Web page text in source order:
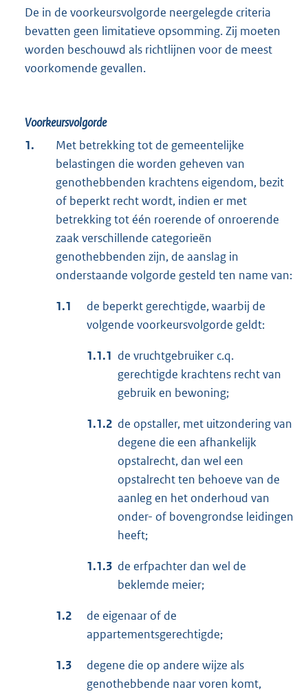
De in de voorkeursvolgorde neergelegde criteria
bevatten geen limitatieve opsomming. Zij moeten
worden beschouwd als richtlijnen voor de meest
voorkomende gevallen.
Voorkeursvolgorde
1.
Met betrekking tot de gemeentelijke
belastingen die worden geheven van
genothebbenden krachtens eigendom, bezit
of beperkt recht wordt, indien er met
betrekking tot één roerende of onroerende
zaak verschillende categorieën
genothebbenden zijn, de aanslag in
onderstaande volgorde gesteld ten name van:
1.1
de beperkt gerechtigde, waarbij de
volgende voorkeursvolgorde geldt:
1.1.1 de vruchtgebruiker c.q.
gerechtigde krachtens recht van
gebruik en bewoning;
1.1.2 de opstaller, met uitzondering van
degene die een afhankelijk
opstalrecht, dan wel een
opstalrecht ten behoeve van de
aanleg en het onderhoud van
onder- of bovengrondse leidingen
heeft;
1.1.3 de erfpachter dan wel de
beklemde meier;
1.2
de eigenaar of de
appartementsgerechtigde;
1.3
degene die op andere wijze als
genothebbende naar voren komt,